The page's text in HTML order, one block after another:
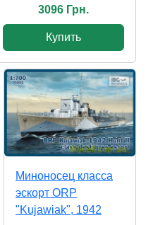
3096 Грн.
Купить
Миноносец класса
эскорт ORP
"Kujawiak", 1942